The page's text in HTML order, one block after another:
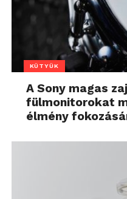
KÜTYÜK
A Sony magas
fülmonitorokat
élmény